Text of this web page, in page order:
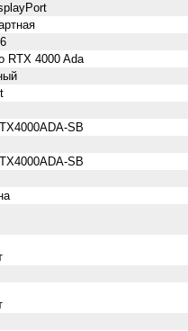
RTX 4000 Ada
SB
SB